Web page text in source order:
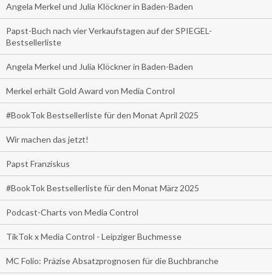
Angela Merkel und Julia Klöckner in Baden-Baden
Papst-Buch nach vier Verkaufstagen auf der SPIEGEL-
Bestsellerliste
Angela Merkel und Julia Klöckner in Baden-Baden
Merkel erhält Gold Award von Media Control
#BookTok Bestsellerliste für den Monat April 2025
Wir machen das jetzt!
Papst Franziskus
#BookTok Bestsellerliste für den Monat März 2025
Podcast-Charts von Media Control
TikTok x Media Control - Leipziger Buchmesse
MC Folio: Präzise Absatzprognosen für die Buchbranche